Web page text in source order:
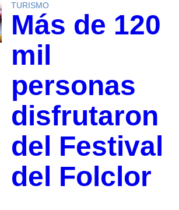
TURISMO
Más de 120
mil
personas
disfrutaron
del Festival
del Folclor